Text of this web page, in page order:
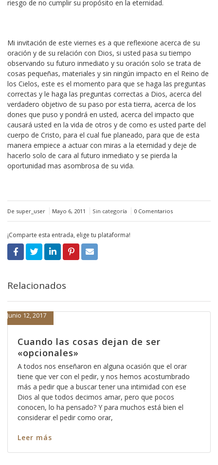
riesgo de no cumplir su propósito en la eternidad.
Mi invitación de este viernes es a que reflexione acerca de su
oración y de su relación con Dios, si usted pasa su tiempo
observando su futuro inmediato y su oración solo se trata de
cosas pequeñas, materiales y sin ningún impacto en el Reino de
los Cielos, este es el momento para que se haga las preguntas
correctas y le haga las preguntas correctas a Dios, acerca del
verdadero objetivo de su paso por esta tierra, acerca de los
dones que puso y pondrá en usted, acerca del impacto que
causará usted en la vida de otros y de como es usted parte del
cuerpo de Cristo, para el cual fue planeado, para que de esta
manera empiece a actuar con miras a la eternidad y deje de
hacerlo solo de cara al futuro inmediato y se pierda la
oportunidad mas asombrosa de su vida.
De super_user Mayo 6, 2011 Sin categoría 0 Comentarios
¡Comparte esta entrada, elige tu plataforma!
Relacionados
Cuando las cosas dejan de ser
«opcionales»
Junio 12, 2017
A todos nos enseñaron en alguna ocasión que el orar
tiene que ver con el pedir, y nos hemos acostumbrado
más a pedir que a buscar tener una intimidad con ese
Dios al que todos decimos amar, pero que pocos
conocen, lo ha pensado? Y para muchos está bien el
considerar el pedir como orar,
Leer más